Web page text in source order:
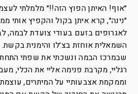
״אוף! האיתן הפוץ הזה!!״ מלמלתי
״נינה״, קרא איתן בקול והקפיץ אותי
לאגרופים בזעם בעודי צועדת לבמה,
השמאלית אוחזת בצ׳לו והימנית
שבמרכז הבמה ונשכתי את שפתי
רגליי, מקרבת פנימה אליי את הכלי,
וממקמת אצבעותיי על המיתרים,